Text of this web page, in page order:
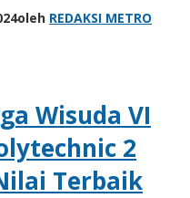
oleh REDAKSI METRO
Wisuda VI
2
Terbaik